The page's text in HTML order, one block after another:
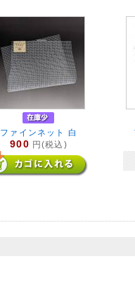
ファインネット 白
900 円(税込)